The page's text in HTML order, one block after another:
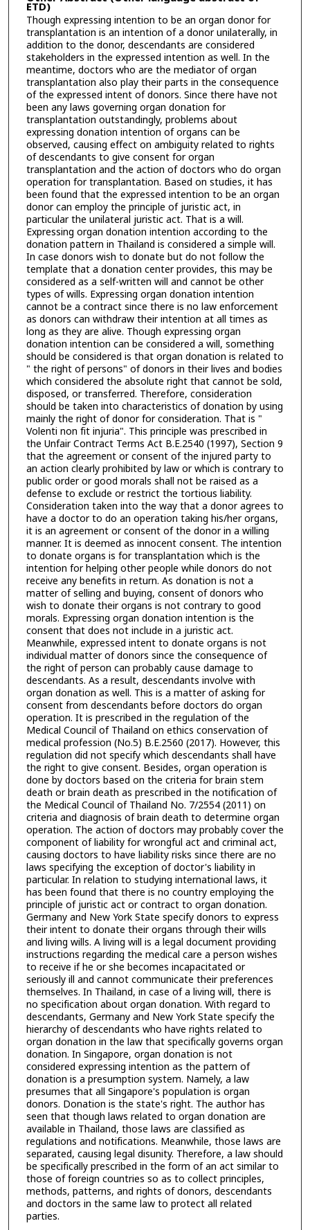
ETD)
Though expressing intention to be an organ donor for
transplantation is an intention of a donor unilaterally, in
addition to the donor, descendants are considered
stakeholders in the expressed intention as well. In the
meantime, doctors who are the mediator of organ
transplantation also play their parts in the consequence
of the expressed intent of donors. Since there have not
been any laws governing organ donation for
transplantation outstandingly, problems about
expressing donation intention of organs can be
observed, causing effect on ambiguity related to rights
of descendants to give consent for organ
transplantation and the action of doctors who do organ
operation for transplantation. Based on studies, it has
been found that the expressed intention to be an organ
donor can employ the principle of juristic act, in
particular the unilateral juristic act. That is a will.
Expressing organ donation intention according to the
donation pattern in Thailand is considered a simple will.
In case donors wish to donate but do not follow the
template that a donation center provides, this may be
considered as a self-written will and cannot be other
types of wills. Expressing organ donation intention
cannot be a contract since there is no law enforcement
as donors can withdraw their intention at all times as
long as they are alive. Though expressing organ
donation intention can be considered a will, something
should be considered is that organ donation is related to
" the right of persons" of donors in their lives and bodies
which considered the absolute right that cannot be sold,
disposed, or transferred. Therefore, consideration
should be taken into characteristics of donation by using
mainly the right of donor for consideration. That is "
Volenti non fit injuria". This principle was prescribed in
the Unfair Contract Terms Act B.E.2540 (1997), Section 9
that the agreement or consent of the injured party to
an action clearly prohibited by law or which is contrary to
public order or good morals shall not be raised as a
defense to exclude or restrict the tortious liability.
Consideration taken into the way that a donor agrees to
have a doctor to do an operation taking his/her organs,
it is an agreement or consent of the donor in a willing
manner. It is deemed as innocent consent. The intention
to donate organs is for transplantation which is the
intention for helping other people while donors do not
receive any benefits in return. As donation is not a
matter of selling and buying, consent of donors who
wish to donate their organs is not contrary to good
morals. Expressing organ donation intention is the
consent that does not include in a juristic act.
Meanwhile, expressed intent to donate organs is not
individual matter of donors since the consequence of
the right of person can probably cause damage to
descendants. As a result, descendants involve with
organ donation as well. This is a matter of asking for
consent from descendants before doctors do organ
operation. It is prescribed in the regulation of the
Medical Council of Thailand on ethics conservation of
medical profession (No.5) B.E.2560 (2017). However, this
regulation did not specify which descendants shall have
the right to give consent. Besides, organ operation is
done by doctors based on the criteria for brain stem
death or brain death as prescribed in the notification of
the Medical Council of Thailand No. 7/2554 (2011) on
criteria and diagnosis of brain death to determine organ
operation. The action of doctors may probably cover the
component of liability for wrongful act and criminal act,
causing doctors to have liability risks since there are no
laws specifying the exception of doctor's liability in
particular. In relation to studying international laws, it
has been found that there is no country employing the
principle of juristic act or contract to organ donation.
Germany and New York State specify donors to express
their intent to donate their organs through their wills
and living wills. A living will is a legal document providing
instructions regarding the medical care a person wishes
to receive if he or she becomes incapacitated or
seriously ill and cannot communicate their preferences
themselves. In Thailand, in case of a living will, there is
no specification about organ donation. With regard to
descendants, Germany and New York State specify the
hierarchy of descendants who have rights related to
organ donation in the law that specifically governs organ
donation. In Singapore, organ donation is not
considered expressing intention as the pattern of
donation is a presumption system. Namely, a law
presumes that all Singapore's population is organ
donors. Donation is the state's right. The author has
seen that though laws related to organ donation are
available in Thailand, those laws are classified as
regulations and notifications. Meanwhile, those laws are
separated, causing legal disunity. Therefore, a law should
be specifically prescribed in the form of an act similar to
those of foreign countries so as to collect principles,
methods, patterns, and rights of donors, descendants
and doctors in the same law to protect all related
parties.